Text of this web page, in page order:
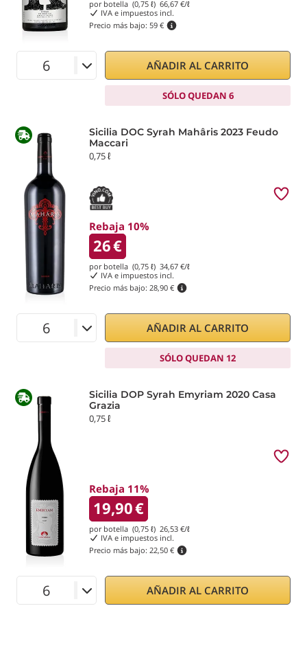
por botella (0,75 ℓ) 66,67 €/ℓ
IVA e impuestos incl.
Precio más bajo: 59 €
AÑADIR AL CARRITO
SÓLO QUEDAN 6
Sicilia DOC Syrah Mahâris 2023 Feudo
Maccari
0,75 ℓ
Rebaja 10%
26€
por botella (0,75 ℓ) 34,67 €/ℓ
IVA e impuestos incl.
Precio más bajo: 28,90 €
AÑADIR AL CARRITO
SÓLO QUEDAN 12
Sicilia DOP Syrah Emyriam 2020 Casa
Grazia
0,75 ℓ
Rebaja 11%
19,90€
por botella (0,75 ℓ) 26,53 €/ℓ
IVA e impuestos incl.
Precio más bajo: 22,50 €
AÑADIR AL CARRITO